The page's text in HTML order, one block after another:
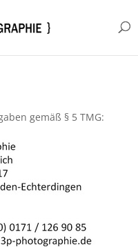
gemäß § 5 TMG: